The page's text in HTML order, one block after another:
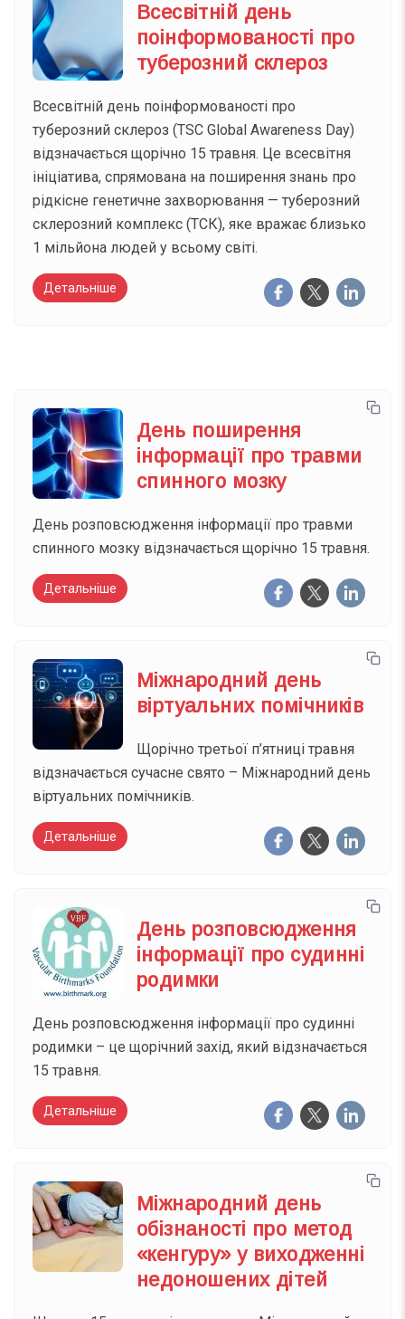
Всесвітній день
поінформованості про
туберозний склероз
Всесвітній день поінформованості про
туберозний склероз (TSC Global Awareness Day)
відзначається щорічно 15 травня. Це всесвітня
ініціатива, спрямована на поширення знань про
рідкісне генетичне захворювання — туберозний
склерозний комплекс (ТСК), яке вражає близько
1 мільйона людей у всьому світі.
Детальніше
День поширення
інформації про травми
спинного мозку
День розповсюдження інформації про травми
спинного мозку відзначається щорічно 15 травня.
Детальніше
Міжнародний день
віртуальних помічників
Щорічно третьої п’ятниці травня
відзначається сучасне свято – Міжнародний день
віртуальних помічників.
Детальніше
День розповсюдження
інформації про судинні
родимки
День розповсюдження інформації про судинні
родимки – це щорічний захід, який відзначається
15 травня.
Детальніше
Міжнародний день
обізнаності про метод
«кенгуру» у виходженні
недоношених дітей